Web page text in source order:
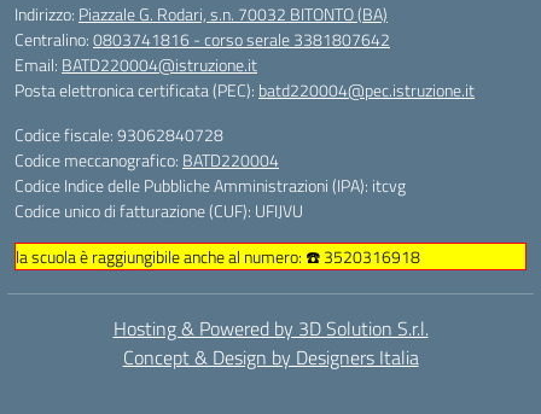
Indirizzo: Piazzale G. Rodari, s.n. 70032 BITONTO (BA)
Centralino:0803741816 - corso serale 3381807642
Email: BATD220004@istruzione.it
Posta elettronica certificata (PEC): batd220004@pec.istruzione.it
Codice fiscale: 93062840728
Codice meccanografico: BATD220004
Codice Indice delle Pubbliche Amministrazioni (IPA): itcvg
Codice unico di fatturazione (CUF): UFIJVU
la scuola è raggiungibile anche al numero: ☎️ 3520316918
Hosting & Powered by 3D Solution S.r.l.
Concept & Design by Designers Italia